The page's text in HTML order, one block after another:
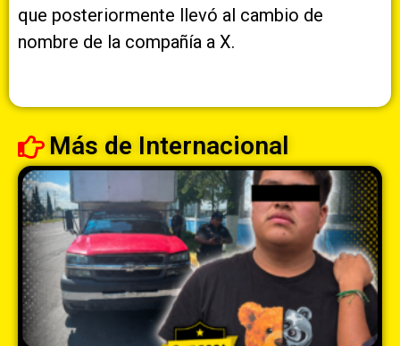
que posteriormente llevó al cambio de
nombre de la compañía a X.
Más de Internacional